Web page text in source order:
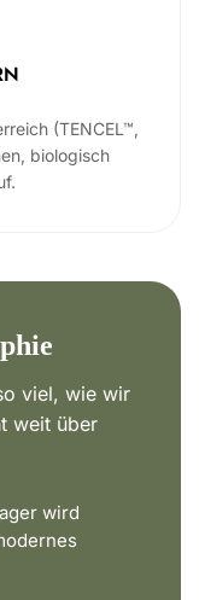
(TENCEL™,
biologisch
viel, wie wir
weit über
wird